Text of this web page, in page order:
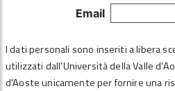
Email
I dati personali sono inseriti a libera
utilizzati dall'Università della Valle
d'Aoste unicamente per fornire una